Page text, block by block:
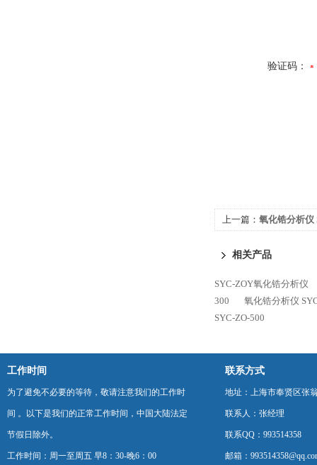
验证码：
上一篇： 氧化锆分析仪
相关产品
SYC-ZOY氧化锆分析仪
300
氧化锆分析仪
SYC-ZO-500
工作时间
为了避免不必要的等待，敬请注意我们的工作时
间 。以下是我们的正常工作时间，中国大陆法定
节假日除外。
工作时间：周一至周五 早8：30-晚6：00
联系方式
地址：上海市奉贤区张
联系人：张经理
联系QQ：993514358
邮箱：